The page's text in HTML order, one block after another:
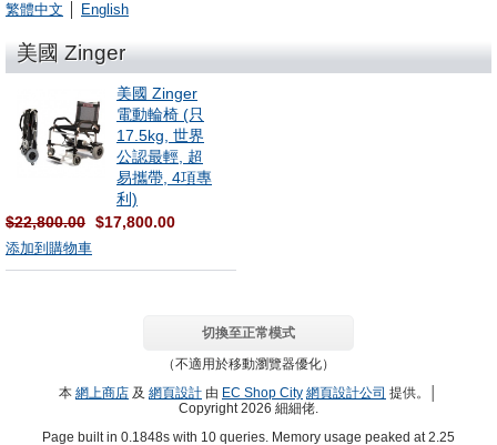
繁體中文
English
美國 Zinger
美國 Zinger
電動輪椅 (只
17.5kg, 世界
公認最輕, 超
易攜帶, 4項專
利)
$22,800.00 $17,800.00
添加到購物車
切換至正常模式
（不適用於移動瀏覽器優化）
本 網上商店 及 網頁設計 由 EC Shop City 網頁設計公司 提供。│
Copyright 2026 細細佬.
Page built in 0.1848s with 10 queries. Memory usage peaked at 2.25